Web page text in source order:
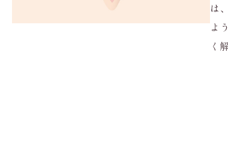
は
よ
く